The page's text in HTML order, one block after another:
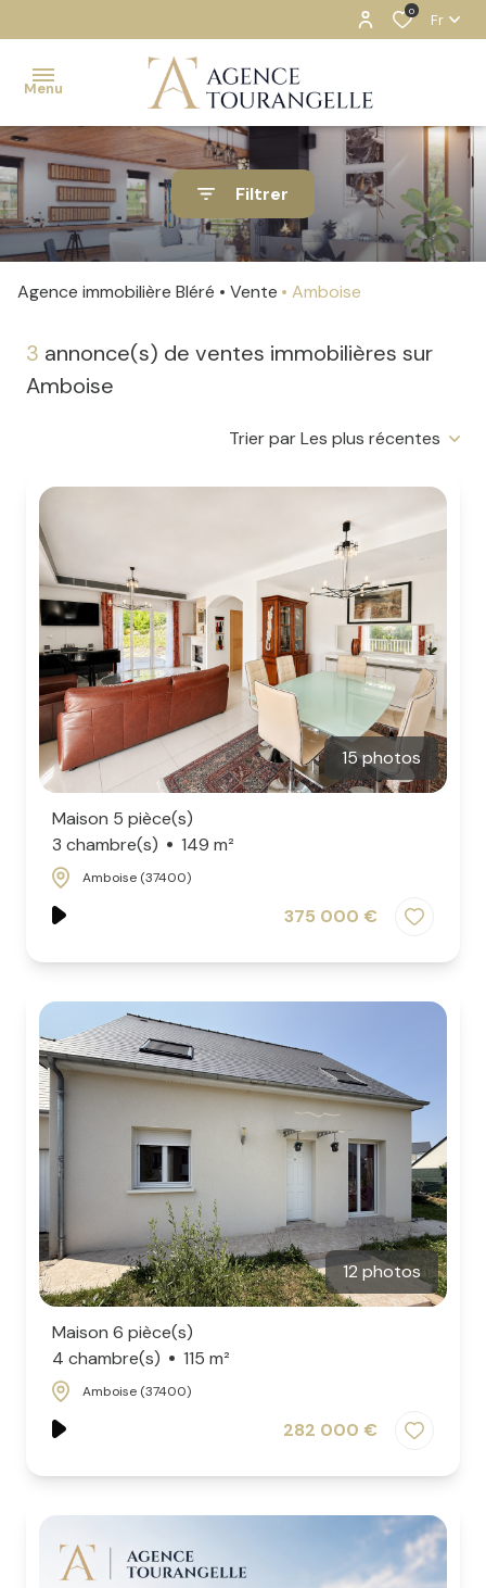
0 Fr
Menu
ACCUEIL
NOS
BIENS
ESTIMATION
AGENCE
Filtrer
Agence immobilière Bléré Vente Amboise
3 annonce(s) de ventes immobilières sur
Amboise
Trier par Les plus récentes
15 photos
Maison 5 pièce(s)
3 chambre(s)
149 m²
Amboise (37400)
375 000 €
12 photos
Maison 6 pièce(s)
4 chambre(s)
115 m²
Amboise (37400)
282 000 €